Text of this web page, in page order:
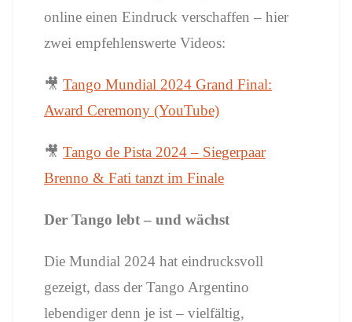
online einen Eindruck verschaffen – hier
zwei empfehlenswerte Videos:
🎥 Tango Mundial 2024 Grand Final:
Award Ceremony (YouTube)
🎥 Tango de Pista 2024 – Siegerpaar
Brenno & Fati tanzt im Finale
Der Tango lebt – und wächst
Die Mundial 2024 hat eindrucksvoll
gezeigt, dass der Tango Argentino
lebendiger denn je ist – vielfältig,